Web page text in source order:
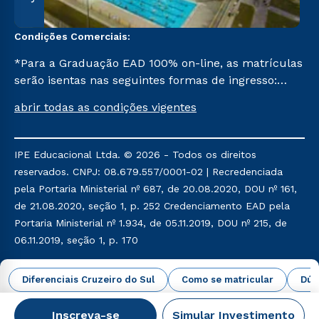
Diferenciais Cruzeiro do Sul Como se matricular
Inscreva-se Simular Investimento
Condições Comerciais:
*Para a Graduação EAD 100% on-line, as matrículas
serão isentas nas seguintes formas de ingresso:
Pedagogia para Licenciados e Transferência. Já para
abrir todas as condições vigentes
IPE Educacional Ltda. © 2026 - Todos os direitos
reservados. CNPJ: 08.679.557/0001-02 | Recredenciada
pela Portaria Ministerial nº 687, de 20.08.2020, DOU nº 161,
de 21.08.2020, seção 1, p. 252 Credenciamento EAD pela
Portaria Ministerial nº 1.934, de 05.11.2019, DOU nº 215, de
06.11.2019, seção 1, p. 170
Política de Privacidade Política de Cookies